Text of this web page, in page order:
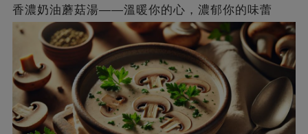
香濃奶油蘑菇湯——溫暖你的心，濃郁你的味蕾